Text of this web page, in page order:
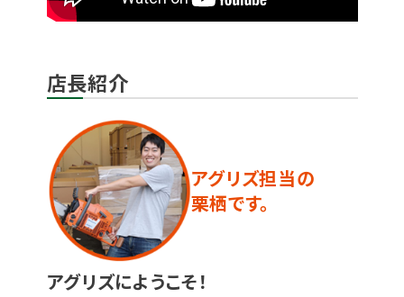
店長紹介
アグリズ担当の
栗栖です。
アグリズにようこそ！